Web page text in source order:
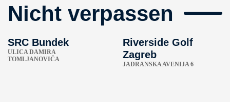
Nicht verpassen
SRC Bundek
ULICA DAMIRA
TOMLJANOVIĆA
Riverside Golf
Zagreb
JADRANSKA AVENIJA 6